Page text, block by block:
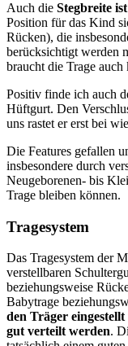
Auch die Stegbreite
Position für das Kind
Rücken), die
berücksichtigt werden
braucht die Trage
Positiv finde ich auch
Hüftgurt. Den
uns rastet er erst bei
Die Features gefallen
insbesondere durch
Neugeborenen- bis
Trage bleiben können.
Tragesystem
Das Tragesystem der
verstellbaren
beziehungsweise
Babytrage
den Träger
gut verteilt werden.